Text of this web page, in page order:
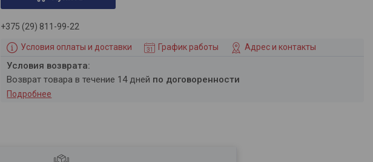
+375 (29) 811-99-22
Условия оплаты и доставки График работы Адрес и контакты
возврат товара в течение 14 дней по договоренности
Подробнее